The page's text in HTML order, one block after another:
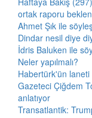
ortak raporu
Ahmet Şık ile
Dindar nesil diye
İdris Baluken ile
Neler yapılmalı?
Habertürk'ün
Gazeteci Çiğdem
anlatıyor
Transatlantik: